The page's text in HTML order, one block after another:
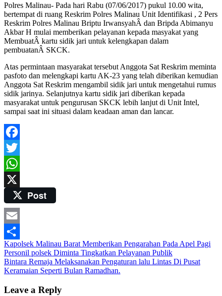
Polres Malinau- Pada hari Rabu (07/06/2017) pukul 10.00 wita,
bertempat di ruang Reskrim Polres Malinau Unit Identifikasi , 2 Pers
Reskrim Polres Malinau Briptu IrwansyahÂ dan Bripda Abimanyu
Akbar H mulai memberikan pelayanan kepada masyakat yang
MembuatÂ kartu sidik jari untuk kelengkapan dalam
pembuatanÂ SKCK.
Atas permintaan masyarakat tersebut Anggota Sat Reskrim meminta
pasfoto dan melengkapi kartu AK-23 yang telah diberikan kemudian
Anggota Sat Reskrim mengambil sidik jari untuk mengetahui rumus
sidik jarinya. Selanjutnya kartu sidik jari diberikan kepada
masyarakat untuk pengurusan SKCK lebih lanjut di Unit Intel,
sampai saat ini situasi dalam keadaan aman dan lancar.
Facebook
Twitter
WhatsApp
Post
Email
Share
Post
navigation
Kapolsek Malinau Barat Memberikan Pengarahan Pada Apel Pagi
Personil polsek Diminta Tingkatkan Pelayanan Publik
Bintara Remaja Melaksanakan Pengaturan lalu Lintas Di Pusat
Keramaian Seperti Bulan Ramadhan.
Leave a Reply